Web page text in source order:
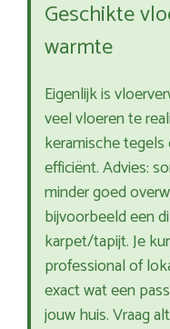
Geschikte
warmte
Eigenlijk is
veel vloeren te
keramische
efficiënt. Advies:
minder goed
bijvoorbeeld een
karpet/tapijt. Je
professional of
exact wat een
jouw huis. Vraag